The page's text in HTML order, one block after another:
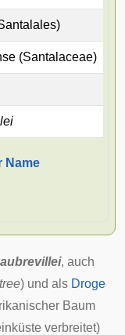
(Santalaceae)
Name
, auch
) und als Droge
Baum
verbreitet)